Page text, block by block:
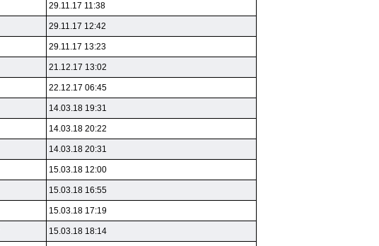
29.11.17 11:38
29.11.17 12:42
29.11.17 13:23
21.12.17 13:02
22.12.17 06:45
14.03.18 19:31
14.03.18 20:22
14.03.18 20:31
15.03.18 12:00
15.03.18 16:55
15.03.18 17:19
15.03.18 18:14